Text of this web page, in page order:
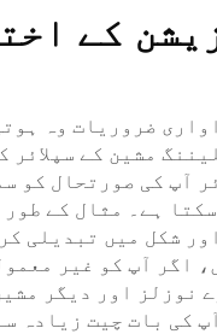
کے
ضروریات وہ
مشین کے
آپ کی صورتحال
ہے۔ مثال کے
شکل میں تبدیلی
اگر آپ کو غیر
نوزلز اور دیگر
کی بات چیت